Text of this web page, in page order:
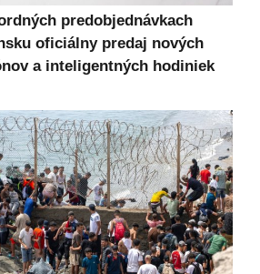
predobjednávkach
oficiálny predaj nových
a inteligentných hodiniek